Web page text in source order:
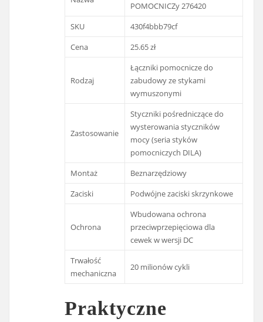
POMOCNICZy 276420
SKU
430f4bbb79cf
Cena
25.65 zł
Rodzaj
Łączniki pomocnicze do
zabudowy ze stykami
wymuszonymi
Zastosowanie
Styczniki pośredniczące do
wysterowania styczników
mocy (seria styków
pomocniczych DILA)
Montaż
Beznarzędziowy
Zaciski
Podwójne zaciski skrzynkowe
Ochrona
Wbudowana ochrona
przeciwprzepięciowa dla
cewek w wersji DC
Trwałość
mechaniczna
20 milionów cykli
Praktyczne